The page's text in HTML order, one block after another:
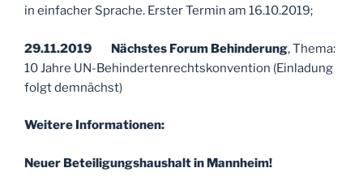
in einfacher Sprache. Erster Termin am 16.10.2019;
29.11.2019 Nächstes Forum Behinderung, Thema:
10 Jahre UN-Behindertenrechtskonvention (Einladung
folgt demnächst)
Weitere Informationen:
Neuer Beteiligungshaushalt in Mannheim!